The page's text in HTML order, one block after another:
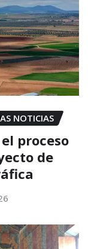
NOTICIAS
proceso
de